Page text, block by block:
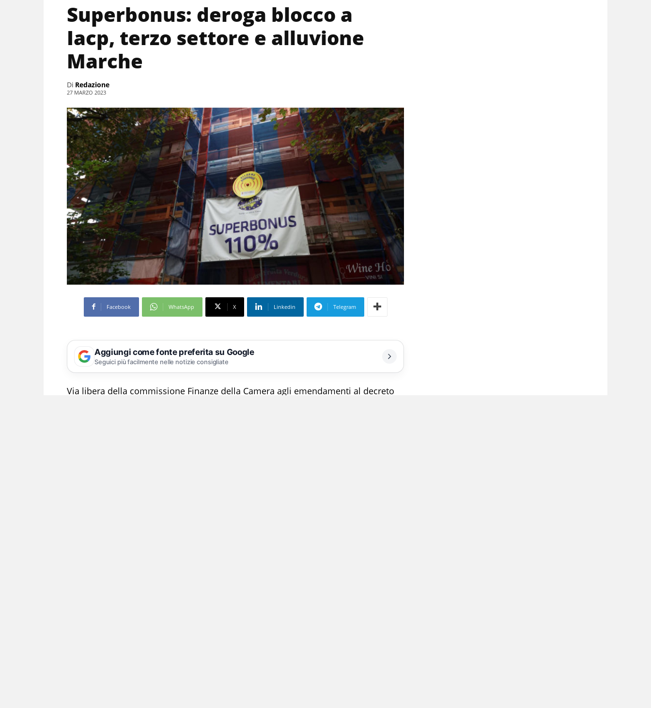
Superbonus: deroga blocco a
Iacp, terzo settore e alluvione
Marche
Di Redazione
27 MARZO 2023
Facebook WhatsApp X Linkedin Telegram
Aggiungi come fonte preferita su Google
Seguici più facilmente nelle notizie consigliate
Via libera della commissione Finanze della Camera agli emendamenti al decreto